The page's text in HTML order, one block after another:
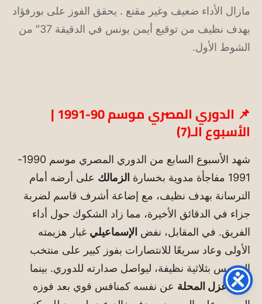
مازال الأداء ضعيف وغير مقنع . يحقق الفوز على بورفؤاد
بهدف نظيف من توقيع أيمن يونس في الدقيقة 37″ من
الشوط الأول.
📌 الدوري المصري موسم 90-1991 |
الأسبوع الـ(7)
شهد الأسبوع السابع من الدوري المصري موسم 1990-
1991 مفاجأة مدوية بخسارة
الزمالك على أرضه أمام
الترسانة بهدف نظيف، مع إضاعة أشرف قاسم لضربة
جزاء في الدقائق الأخيرة، مما زاد الشكوك حول أداء
الفريق. في المقابل، نفض الإسماعيلي غبار هزيمته
الأولى وعاد سريعًا للانتصارات بفوز كبير على منتخب
السويس بثلاثية نظيفة، ليواصل صدارته للدوري. بينما
أعلنغزل المحلة عن نفسه كمنافس قوي بعد فوزه